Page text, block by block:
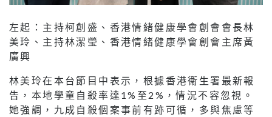
左起：主持柯創盛、香港情緒健康學會創會會長林
美玲、主持林潔瑩、香港情緒健康學會創會主席黃
廣興
林美玲在本台節目中表示，根據香港衞生署最新報
告，本地學童自殺率達1%至2%，情況不容忽視。
她強調，九成自殺個案事前有跡可循，多與焦慮等